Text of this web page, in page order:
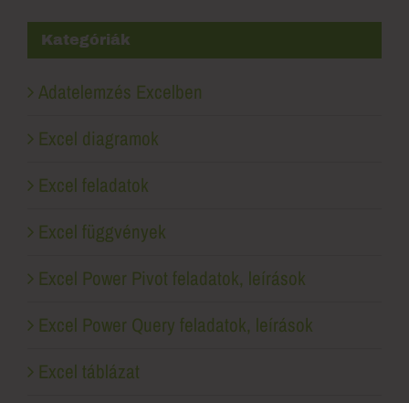
Kategóriák
Adatelemzés Excelben
Excel diagramok
Excel feladatok
Excel függvények
Excel Power Pivot feladatok, leírások
Excel Power Query feladatok, leírások
Excel táblázat